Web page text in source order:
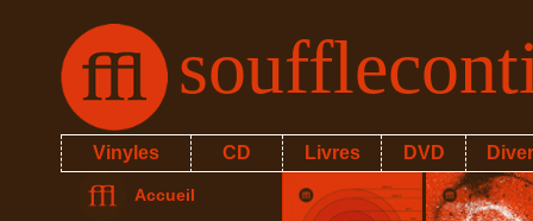
Vinyles CD Livres DVD
Accueil